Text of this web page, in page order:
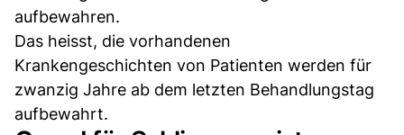
aufbewahren.
Das heisst, die vorhandenen
Krankengeschichten von Patienten werden für
zwanzig Jahre ab dem letzten Behandlungstag
aufbewahrt.